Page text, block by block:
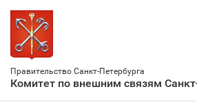
Правительство Санкт‑Петербурга
Комитет по внешним связям